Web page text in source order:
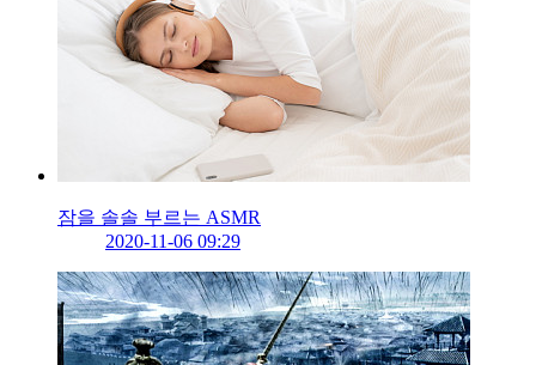
잠을 솔솔 부르는 ASMR
2020-11-06 09:29